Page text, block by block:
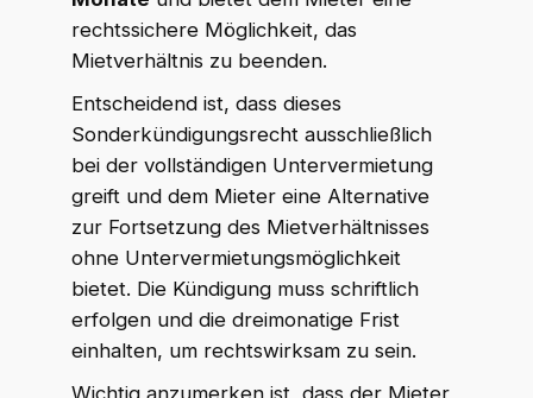
rechtssichere Möglichkeit, das
Mietverhältnis zu beenden.
Entscheidend ist, dass dieses
Sonderkündigungsrecht ausschließlich
bei der vollständigen Untervermietung
greift und dem Mieter eine Alternative
zur Fortsetzung des Mietverhältnisses
ohne Untervermietungsmöglichkeit
bietet. Die Kündigung muss schriftlich
erfolgen und die dreimonatige Frist
einhalten, um rechtswirksam zu sein.